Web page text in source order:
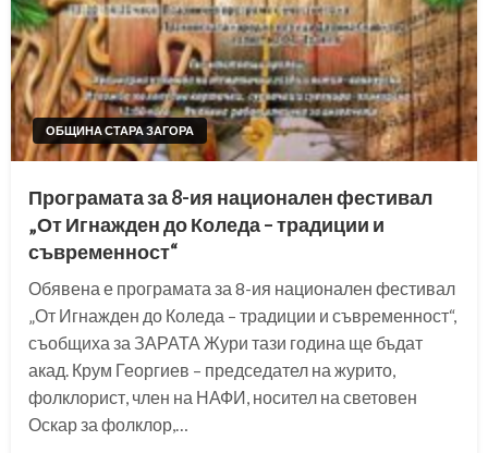
ОБЩИНА СТАРА ЗАГОРА
Програмата за 8-ия национален фестивал
„От Игнажден до Коледа – традиции и
съвременност“
Обявена е програмата за 8-ия национален фестивал
„От Игнажден до Коледа – традиции и съвременност“,
съобщиха за ЗАРАТА Жури тази година ще бъдат
акад. Крум Георгиев – председател на журито,
фолклорист, член на НАФИ, носител на световен
Оскар за фолклор,…